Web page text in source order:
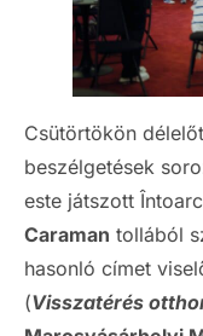
Csütörtökön
beszélgetések
este játszott
Caraman tollából
hasonló címet
(Visszatérés